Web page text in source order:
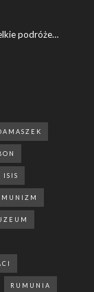
podróże…
ISIS
RUMUNIA